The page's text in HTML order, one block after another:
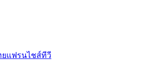
ยแฟรนไชส์ทีวี